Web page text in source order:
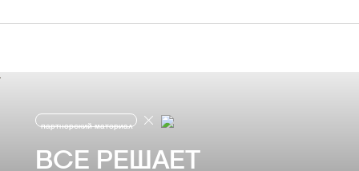
партнерский материал
ВСЕ РЕШАЕТ